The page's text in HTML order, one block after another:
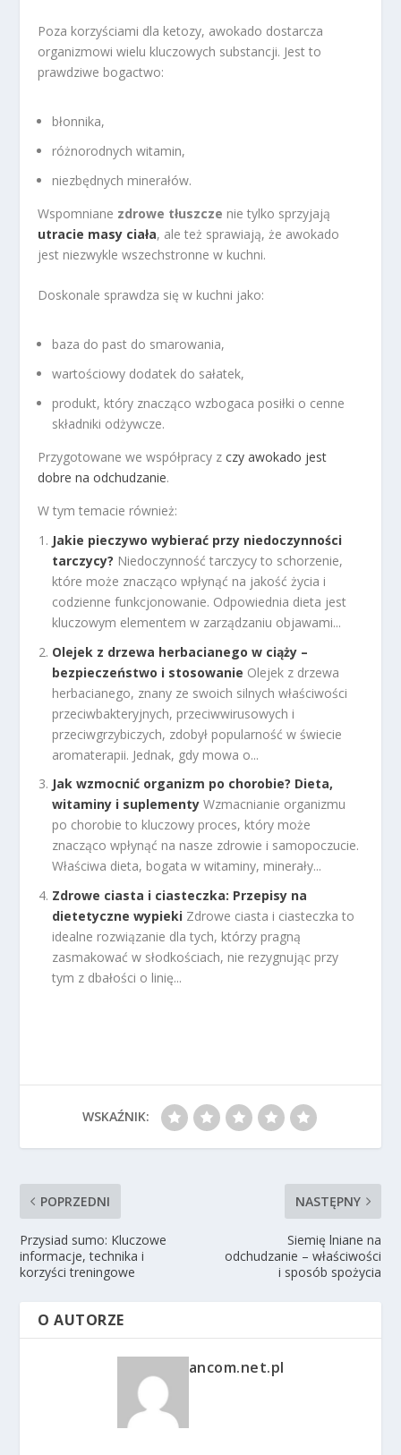
Poza korzyściami dla ketozy, awokado dostarcza
organizmowi wielu kluczowych substancji. Jest to
prawdziwe bogactwo:
błonnika,
różnorodnych witamin,
niezbędnych minerałów.
Wspomniane zdrowe tłuszcze nie tylko sprzyjają
utracie masy ciała, ale też sprawiają, że awokado
jest niezwykle wszechstronne w kuchni.
Doskonale sprawdza się w kuchni jako:
baza do past do smarowania,
wartościowy dodatek do sałatek,
produkt, który znacząco wzbogaca posiłki o cenne
składniki odżywcze.
Przygotowane we współpracy zczy awokado jest
dobre na odchudzanie.
W tym temacie również:
Jakie pieczywo wybierać przy niedoczynności
tarczycy? Niedoczynność tarczycy to schorzenie,
które może znacząco wpłynąć na jakość życia i
codzienne funkcjonowanie. Odpowiednia dieta jest
kluczowym elementem w zarządzaniu objawami...
Olejek z drzewa herbacianego w ciąży –
bezpieczeństwo i stosowanie Olejek z drzewa
herbacianego, znany ze swoich silnych właściwości
przeciwbakteryjnych, przeciwwirusowych i
przeciwgrzybiczych, zdobył popularność w świecie
aromaterapii. Jednak, gdy mowa o...
Jak wzmocnić organizm po chorobie? Dieta,
witaminy i suplementy Wzmacnianie organizmu
po chorobie to kluczowy proces, który może
znacząco wpłynąć na nasze zdrowie i samopoczucie.
Właściwa dieta, bogata w witaminy, minerały...
Zdrowe ciasta i ciasteczka: Przepisy na
dietetyczne wypieki Zdrowe ciasta i ciasteczka to
idealne rozwiązanie dla tych, którzy pragną
zasmakować w słodkościach, nie rezygnując przy
tym z dbałości o linię...
WSKAŹNIK:
POPRZEDNI
Przysiad sumo: Kluczowe
informacje, technika i
korzyści treningowe
NASTĘPNY
Siemię lniane na
odchudzanie – właściwości
i sposób spożycia
O AUTORZE
ancom.net.pl